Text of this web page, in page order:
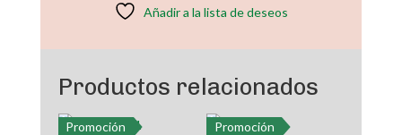
Añadir a la lista de deseos
Productos relacionados
Promoción Promoción